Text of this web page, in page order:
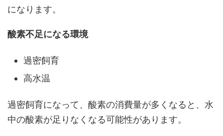
になります。
酸素不足になる環境
過密飼育
高水温
過密飼育になって、酸素の消費量が多くなると、水
中の酸素が足りなくなる可能性があります。